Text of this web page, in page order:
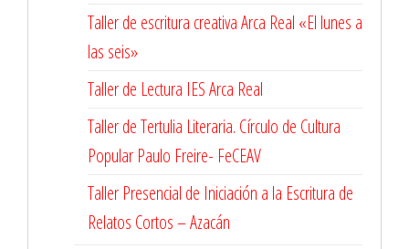
Taller de escritura creativa Arca Real «El lunes a
las seis»
Taller de Lectura IES Arca Real
Taller de Tertulia Literaria. Círculo de Cultura
Popular Paulo Freire- FeCEAV
Taller Presencial de Iniciación a la Escritura de
Relatos Cortos – Azacán